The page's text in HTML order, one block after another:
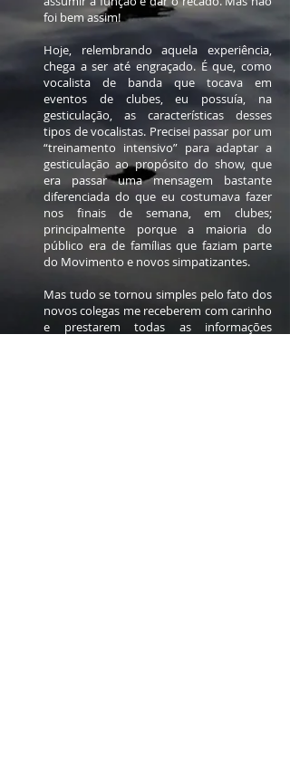
foi bem assim!
Hoje, relembrando aquela experiência,
chega a ser até engraçado. É que, como
vocalista de banda que tocava em
eventos de clubes, eu possuía, na
gesticulação, as características desses
tipos de vocalistas. Precisei passar por um
“treinamento intensivo” para adaptar a
gesticulação ao propósito do show, que
era passar uma mensagem bastante
diferenciada do que eu costumava fazer
nos finais de semana, em clubes;
principalmente porque a maioria do
público era de famílias que faziam parte
do Movimento e novos simpatizantes.
Mas tudo se tornou simples pelo fato dos
novos colegas me receberem com carinho
e prestarem todas as informações